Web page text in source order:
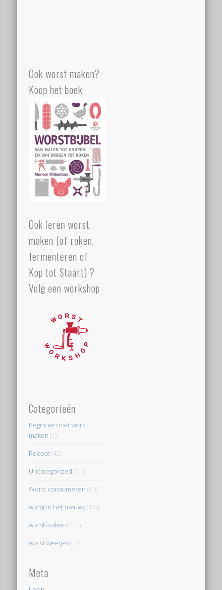
Ook worst maken?
Koop het boek
Ook leren worst
maken (of roken,
fermenteren of
Kop tot Staart) ?
Volg een workshop
Categorieën
Beginnen met worst
maken (1)
Recept(42)
Uncategorized (51)
Worst consumeren (69)
worst in het nieuws(176)
worst maken (141)
worst weetjes(17)
Meta